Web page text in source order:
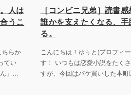
人は
うこ
ちらか
てい
」 ...
［コンビニ兄弟］読書
誰かを支えたくなる、
る。
こんにちは！ゆぅと(プロフィ
す！ いつもは恋愛小説をたく
すが、今回はパケ買いした本